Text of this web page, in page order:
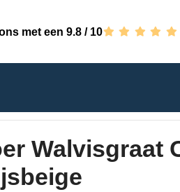
met een 9.8 / 10
Walvisgraat